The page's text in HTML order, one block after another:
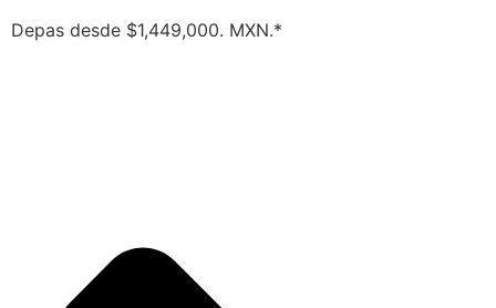
Depas desde $1,449,000. MXN.*